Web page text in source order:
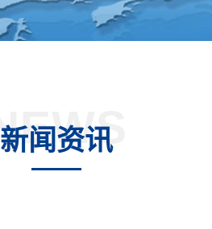
NEWS
新闻资讯